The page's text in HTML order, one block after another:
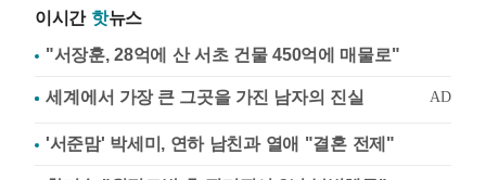
이시간 핫뉴스
"서장훈, 28억에 산 서초 건물 450억에 매물로"
'서준맘' 박세미, 연하 남친과 열애 "결혼 전제"